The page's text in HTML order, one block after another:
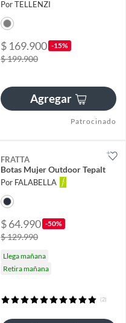
Por TELLENZI
$ 169.900 -15%
$ 199.900
Agregar
Patrocinado
FRATTA
Botas Mujer Outdoor Tepalt
Por FALABELLA
$ 64.990 -50%
$ 129.990
Llega mañana
Retira mañana
(2)